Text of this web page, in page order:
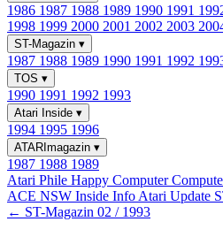
1986 1987 1988 1989 1990 1991
1998 1999 2000 2001 2002 2003
ST-Magazin ▾
1987 1988 1989 1990 1991 1992
TOS ▾
1990 1991 1992 1993
Atari Inside ▾
1994 1995 1996
ATARImagazin ▾
1987 1988 1989
Atari Phile Happy Computer
ACE NSW Inside Info Atari Update
← ST-Magazin 02 / 1993